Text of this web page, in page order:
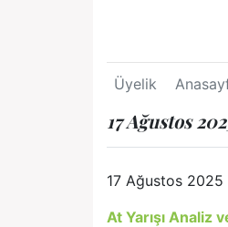
Üyelik
17 Ağustos
17 Ağustos 2025
At Yarışı Analiz